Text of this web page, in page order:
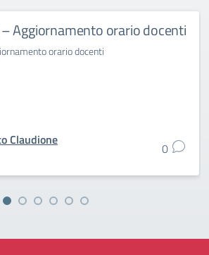
Aggiornamento orario docenti
orario docenti
Claudione
0